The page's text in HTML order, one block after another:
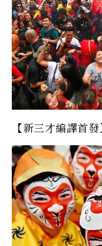
【新三才編譯首發